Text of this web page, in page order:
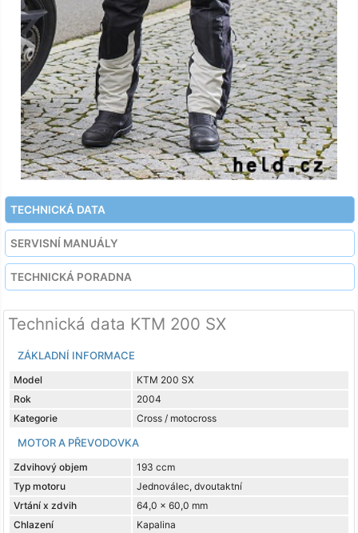
TECHNICKÁ DATA
SERVISNÍ MANUÁLY
TECHNICKÁ PORADNA
Technická data KTM 200 SX
ZÁKLADNÍ INFORMACE
Model
KTM 200 SX
Rok
2004
Kategorie
Cross / motocross
MOTOR A PŘEVODOVKA
Zdvihový objem
193 ccm
Typ motoru
Jednoválec, dvoutaktní
Vrtání x zdvih
64,0 x 60,0 mm
Chlazení
Kapalina